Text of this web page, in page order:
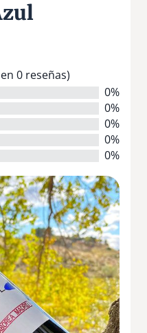
0 reseñas)
0%
0%
0%
0%
0%